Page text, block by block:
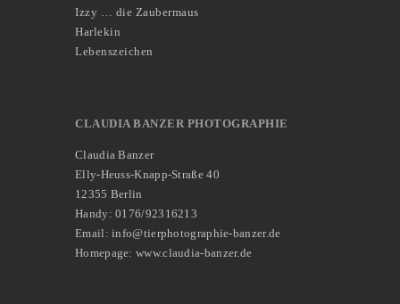
Izzy … die Zaubermaus
Harlekin
Lebenszeichen
CLAUDIA BANZER PHOTOGRAPHIE
Claudia Banzer
Elly-Heuss-Knapp-Straße 40
12355 Berlin
Handy: 0176/92316213
Email: info@tierphotographie-banzer.de
Homepage: www.claudia-banzer.de